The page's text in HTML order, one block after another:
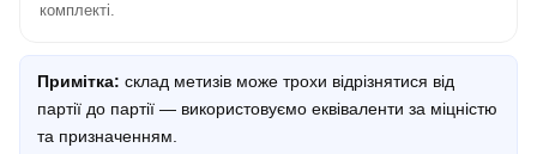
комплекті.
Примітка: склад метизів може трохи відрізнятися від
партії до партії — використовуємо еквіваленти за міцністю
та призначенням.